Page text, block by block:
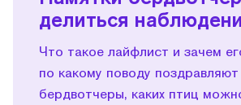
делиться
Что такое лайфлист и зачем
по какому поводу поздравляют
бердвотчеры, каких птиц